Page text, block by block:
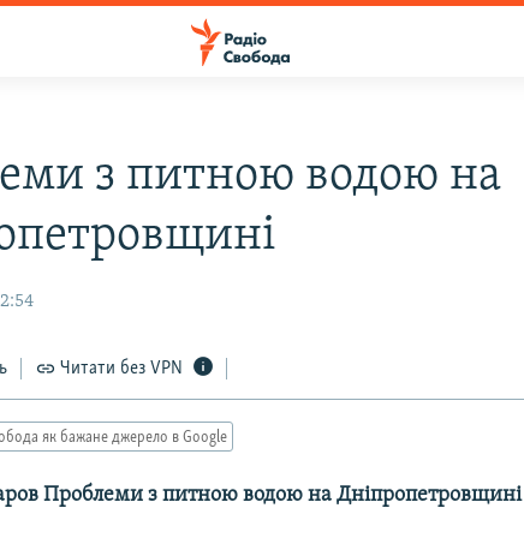
з питною водою на
Читати без VPN
як бажане джерело в Google
Проблеми з питною водою на Дніпропетровщині